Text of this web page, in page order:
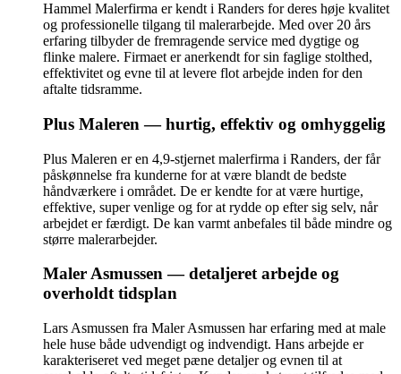
Hammel Malerfirma er kendt i Randers for deres høje kvalitet
og professionelle tilgang til malerarbejde. Med over 20 års
erfaring tilbyder de fremragende service med dygtige og
flinke malere. Firmaet er anerkendt for sin faglige stolthed,
effektivitet og evne til at levere flot arbejde inden for den
aftalte tidsramme.
Plus Maleren — hurtig, effektiv og omhyggelig
Plus Maleren er en 4,9-stjernet malerfirma i Randers, der får
påskønnelse fra kunderne for at være blandt de bedste
håndværkere i området. De er kendte for at være hurtige,
effektive, super venlige og for at rydde op efter sig selv, når
arbejdet er færdigt. De kan varmt anbefales til både mindre og
større malerarbejder.
Maler Asmussen — detaljeret arbejde og
overholdt tidsplan
Lars Asmussen fra Maler Asmussen har erfaring med at male
hele huse både udvendigt og indvendigt. Hans arbejde er
karakteriseret ved meget pæne detaljer og evnen til at